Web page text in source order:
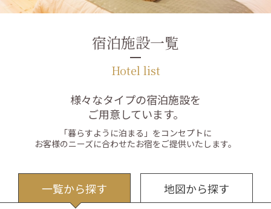
宿泊施設一覧
Hotel list
様々なタイプの宿泊施設を
ご用意しています。
「暮らすように泊まる」をコンセプトに
お客様のニーズに合わせたお宿をご提供いたします。
一覧から探す 地図から探す